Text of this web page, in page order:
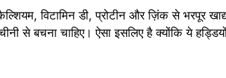
विटामिन डी, प्रोटीन और ज़िंक से भरपूर
से बचना चाहिए। ऐसा इसलिए है क्योंकि ये